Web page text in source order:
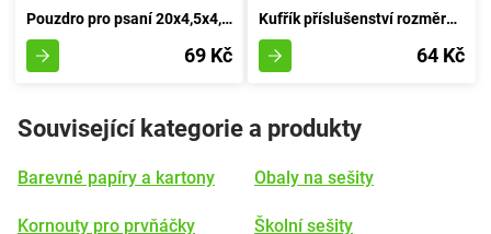
Pouzdro pro psaní 20x4,5x4,5 cm Oblaka
69 Kč
Kufřík příslušenství rozměrů 20x4,5x4,5 cm
64 Kč
Související kategorie a produkty
Barevné papíry a kartony
Kornouty pro prvňáčky
Obaly na sešity
Školní sešity